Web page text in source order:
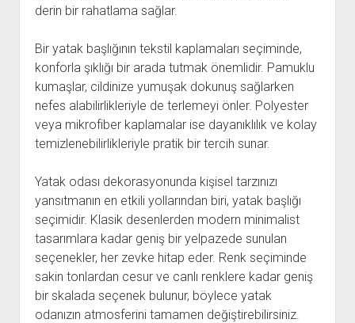
derin bir rahatlama sağlar.
Bir yatak başlığının tekstil kaplamaları seçiminde,
konforla şıklığı bir arada tutmak önemlidir. Pamuklu
kumaşlar, cildinize yumuşak dokunuş sağlarken
nefes alabilirlikleriyle de terlemeyi önler. Polyester
veya mikrofiber kaplamalar ise dayanıklılık ve kolay
temizlenebilirlikleriyle pratik bir tercih sunar.
Yatak odası dekorasyonunda kişisel tarzınızı
yansıtmanın en etkili yollarından biri, yatak başlığı
seçimidir. Klasik desenlerden modern minimalist
tasarımlara kadar geniş bir yelpazede sunulan
seçenekler, her zevke hitap eder. Renk seçiminde
sakin tonlardan cesur ve canlı renklere kadar geniş
bir skalada seçenek bulunur, böylece yatak
odanızın atmosferini tamamen değiştirebilirsiniz.